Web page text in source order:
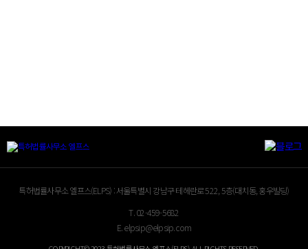
특허법률사무소 엘프스(ELPS) :서울특별시 강남구 테헤란로 522, 5층(대치동, 홍우빌딩)
T.02-459-5682
E.elpsip@elpsip.com